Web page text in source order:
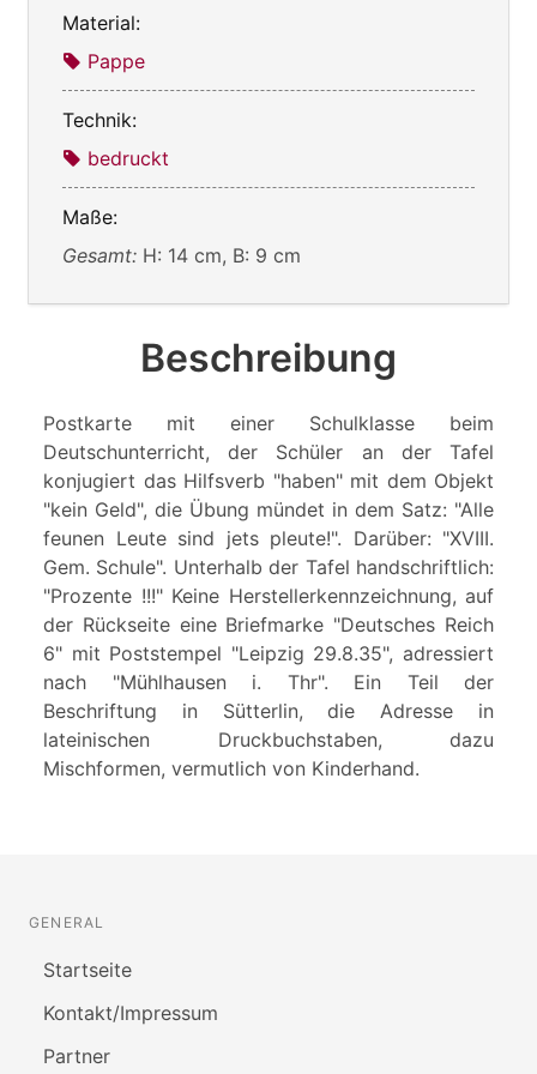
Material:
Pappe
Technik:
bedruckt
Maße:
Gesamt: H: 14 cm, B: 9 cm
Beschreibung
Postkarte mit einer Schulklasse beim
Deutschunterricht, der Schüler an der Tafel
konjugiert das Hilfsverb "haben" mit dem Objekt
"kein Geld", die Übung mündet in dem Satz: "Alle
feunen Leute sind jets pleute!". Darüber: "XVIII.
Gem. Schule". Unterhalb der Tafel handschriftlich:
"Prozente !!!" Keine Herstellerkennzeichnung, auf
der Rückseite eine Briefmarke "Deutsches Reich
6" mit Poststempel "Leipzig 29.8.35", adressiert
nach "Mühlhausen i. Thr". Ein Teil der
Beschriftung in Sütterlin, die Adresse in
lateinischen Druckbuchstaben, dazu
Mischformen, vermutlich von Kinderhand.
GENERAL
Startseite
Kontakt/Impressum
Partner